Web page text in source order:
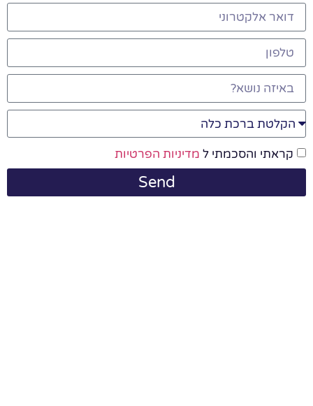
קראתי והסכמתי ל מדיניות הפרטיות
Send